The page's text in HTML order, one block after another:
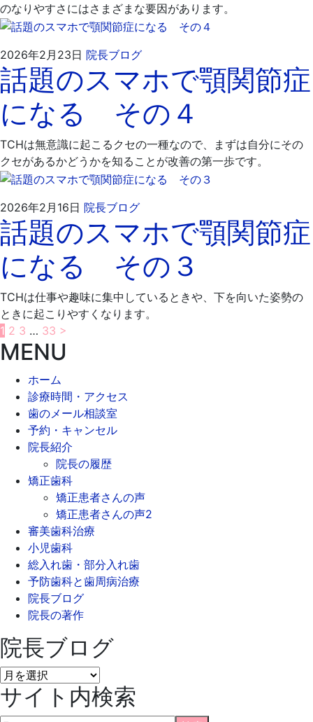
のなりやすさにはさまざまな要因があります。
2026年2月23日 院長ブログ2026
3
月
2
日
飯
歯
科
医
院
話題のスマホで顎関節症
になる その４
TCHは無意識に起こるクセの一種なので、まずは自分にその
クセがあるかどうかを知ることが改善の第一歩です。
2026年2月16日 院長ブログ2026
3
月
2
日
飯
歯
科
医
院
話題のスマホで顎関節症
になる その３
TCHは仕事や趣味に集中しているときや、下を向いた姿勢の
ときに起こりやすくなります。
投
稿
の
ペ
ー
1 2 3 … 33 >
MENU
ホーム
診療時間・アクセス
歯のメール相談室
予約・キャンセル
院長紹介
院長の履歴
矯正歯科
矯正患者さんの声
矯正患者さんの声2
審美歯科治療
小児歯科
総入れ歯・部分入れ歯
予防歯科と歯周病治療
院長ブログ
院長の著作
院長ブログ
院
長
ブ
サイト内検索